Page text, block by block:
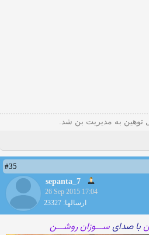
توهین به مدیریت بن شد.
#35
sepanta_7
26 Sep 2015 17:04
ارسالها: 23327
با صدایســـوزان روشـــن